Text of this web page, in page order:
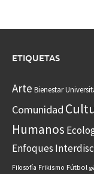
ETIQUETAS
Arte Bienestar
Comunidad
Humanos
Enfoques
Filosofía Frikismo Fútbol